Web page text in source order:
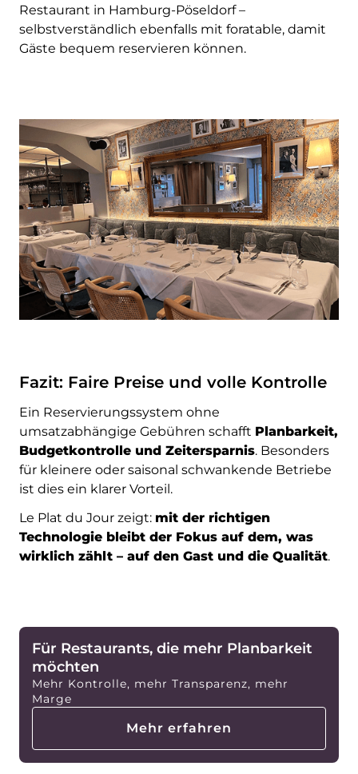
Restaurant in Hamburg-Pöseldorf –
selbstverständlich ebenfalls mit foratable, damit
Gäste bequem reservieren können.
Fazit: Faire Preise und volle Kontrolle
Ein Reservierungssystem ohne
umsatzabhängige Gebühren schafft Planbarkeit,
Budgetkontrolle und Zeitersparnis. Besonders
für kleinere oder saisonal schwankende Betriebe
ist dies ein klarer Vorteil.
Le Plat du Jour zeigt: mit der richtigen
Technologie bleibt der Fokus auf dem, was
wirklich zählt – auf den Gast und die Qualität.
Für Restaurants, die mehr Planbarkeit
möchten
Mehr Kontrolle, mehr Transparenz, mehr
Marge
Mehr erfahren